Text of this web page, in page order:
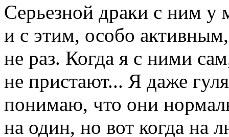
Серьезной драки с ним у
и с этим, особо
не раз. Когда я с ними
не пристают... Я даже
понимаю, что они
на один, но вот когда на